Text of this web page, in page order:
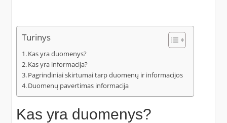
Turinys
Kas yra duomenys?
Kas yra informacija?
Pagrindiniai skirtumai tarp duomenų ir informacijos
Duomenų pavertimas informacija
Kas yra duomenys?